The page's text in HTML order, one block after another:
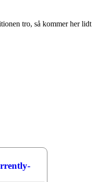
tro, så kommer her lidt